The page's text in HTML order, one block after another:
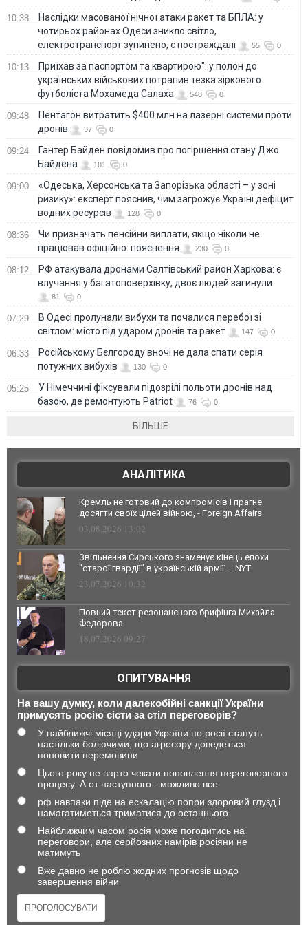
10:38
Наслідки масованої нічної атаки ракет та БПЛА: у
чотирьох районах Одеси зникло світло,
електротранспорт зупинено, є постраждалі
55 0
10:13
Приїхав за паспортом та квартирою": у полон до
українських військових потрапив тезка зіркового
футболіста Мохамеда Салаха
548 0
09:48
Пентагон витратить $400 млн на лазерні системи проти
дронів
37 0
09:24
Гантер Байден повідомив про погіршення стану Джо
Байдена
181 0
09:00
«Одеська, Херсонська та Запорізька області – у зоні
ризику»: експерт пояснив, чим загрожує Україні дефіцит
водних ресурсів
128 0
08:36
Чи призначать пенсійни виплати, якщо ніколи не
працював офіційно: пояснення
230 0
08:12
РФ атакувала дронами Салтівський район Харкова: є
влучання у багатоповерхівку, двоє людей загинули
81 0
07:29
В Одесі пролунали вибухи та почалися перебої зі
світлом: місто під ударом дронів та ракет
147 0
06:33
Російському Бєлгороду вночі не дала спати серія
потужних вибухів
130 0
05:25
У Німеччині фіксували підозрілі польоти дронів над
базою, де ремонтують Patriot
76 0
БІЛЬШЕ
АНАЛІТИКА
Кремль не готовий до компромісів і прагне
досягти своїх цілей війною, - Foreign Affairs
03.08.2026 13:02
Звільнення Сирського знаменує кінець епохи
"старої гвардії" в українській армії — NYT
23.07.2026 10:32
Повний текст резонансного брифінга Михайла
Федорова
18.07.2026 09:27
ОПИТУВАННЯ
На вашу думку, коли далекобійні санкції України
примусять росію сісти за стіл переговорів?
У найближчі місяці удари України по росії стануть
настільки болючими, що агресору доведеться
поновити перемовини
Цього року не варто чекати поновлення переговорного
процесу. А от наступного - можливо все
рф навпаки піде на ескалацію попри здоровий глузд і
намагатиметься триматися до останнього
Найближчим часом росія може погодитись на
переговори, але серйозних намірів росіяни не
матимуть
Вже давно не роблю жодних прогнозів щодо
завершення війни